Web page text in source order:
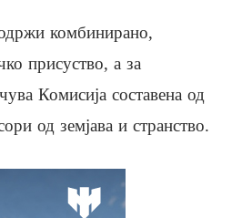
комбинирано,
присуство, а за
Комисија составена од
од земјава и странство.